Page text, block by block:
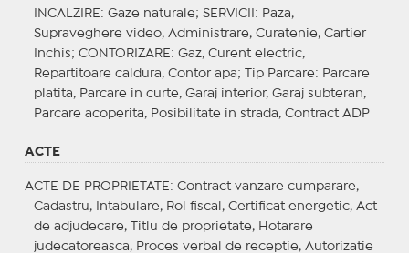
INCALZIRE : Gaze naturale; SERVICII : Paza,
Supraveghere video, Administrare, Curatenie, Cartier
Inchis; CONTORIZARE : Gaz, Curent electric,
Repartitoare caldura, Contor apa;
Tip Parcare: Parcare
platita, Parcare in curte, Garaj interior, Garaj subteran,
Parcare acoperita, Posibilitate in strada, Contract ADP
ACTE
ACTE DE PROPRIETATE : Contract vanzare cumparare,
Cadastru, Intabulare, Rol fiscal, Certificat energetic, Act
de adjudecare, Titlu de proprietate, Hotarare
judecatoreasca, Proces verbal de receptie, Autorizatie